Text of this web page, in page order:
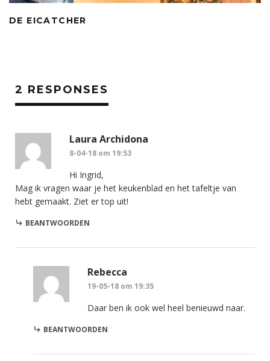
DE EICATCHER
2 RESPONSES
Laura Archidona
8-04-18 om 19:53
Hi Ingrid,
Mag ik vragen waar je het keukenblad en het tafeltje van
hebt gemaakt. Ziet er top uit!
BEANTWOORDEN
Rebecca
19-05-18 om 19:35
Daar ben ik ook wel heel benieuwd naar.
BEANTWOORDEN